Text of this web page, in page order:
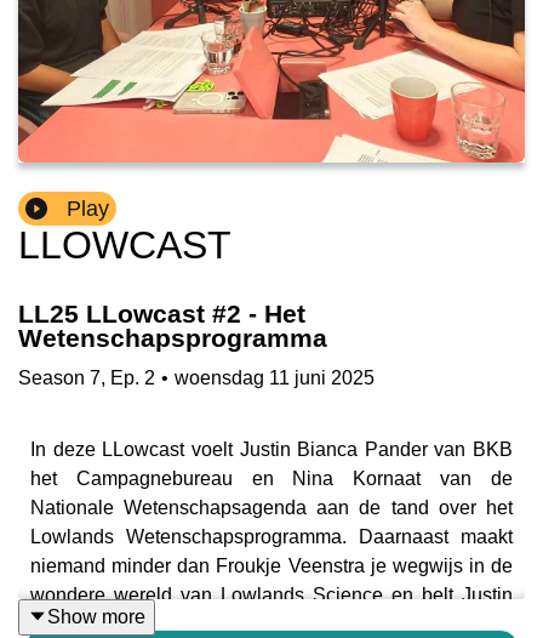
Play
LLOWCAST
LL25 LLowcast #2 - Het
Wetenschapsprogramma
Season 7, Ep. 2 • woensdag 11 juni 2025
In deze LLowcast voelt Justin Bianca Pander van BKB
het Campagnebureau en Nina Kornaat van de
Nationale Wetenschapsagenda aan de tand over het
Lowlands Wetenschapsprogramma. Daarnaast maakt
niemand minder dan Froukje Veenstra je wegwijs in de
wondere wereld van Lowlands Science en belt Justin
met een aantal onderzoekers. Wat blijkt: meewerken
Show more